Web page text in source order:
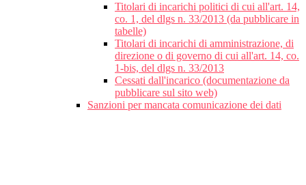
Titolari di incarichi politici di cui all'art. 14,
co. 1, del dlgs n. 33/2013 (da pubblicare in
tabelle)
Titolari di incarichi di amministrazione, di
direzione o di governo di cui all'art. 14, co.
1-bis, del dlgs n. 33/2013
Cessati dall'incarico (documentazione da
pubblicare sul sito web)
Sanzioni per mancata comunicazione dei dati